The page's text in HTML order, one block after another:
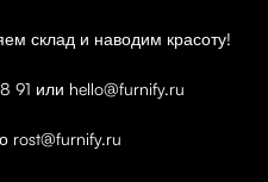
склад и наводим красоту!
или hello@furnify.ru
rost@furnify.ru